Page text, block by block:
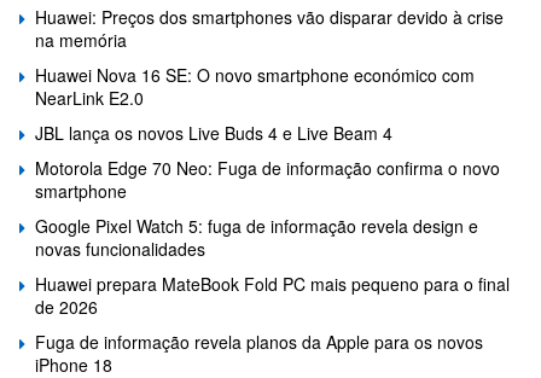
Huawei: Preços dos smartphones vão disparar devido à crise
na memória
Huawei Nova 16 SE: O novo smartphone económico com
NearLink E2.0
JBL lança os novos Live Buds 4 e Live Beam 4
Motorola Edge 70 Neo: Fuga de informação confirma o novo
smartphone
Google Pixel Watch 5: fuga de informação revela design e
novas funcionalidades
Huawei prepara MateBook Fold PC mais pequeno para o final
de 2026
Fuga de informação revela planos da Apple para os novos
iPhone 18